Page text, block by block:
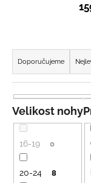
Ř
a
z
e
n
í
p
o
Doporučujeme
Velikost nohy
16-19 0
20-24 8
D
o
p